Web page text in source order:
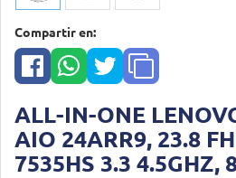
Compartir en:
ALL-IN-ONE
AIO 24ARR9, 23.8
7535HS 3.3 4.5GHZ,